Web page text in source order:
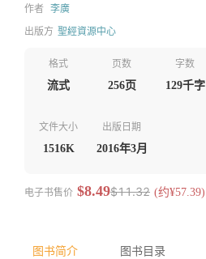
作者 李廣
出版方 聖經資源中心
格式
流式
页数
256页
字数
129千字
文件大小
1516K
出版日期
2016年3月
电子书售价 $8.49$11.32 (约¥57.39)
图书简介 图书目录